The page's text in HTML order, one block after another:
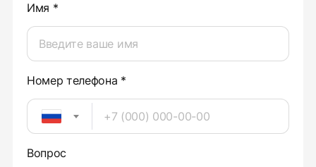
Имя *
Номер телефона *
Вопрос